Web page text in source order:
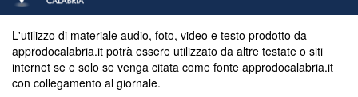
memoria storica […]
L'utilizzo di materiale audio, foto, video e testo prodotto da
approdocalabria.it potrà essere utilizzato da altre testate o siti
internet se e solo se venga citata come fonte approdocalabria.it
con collegamento al giornale.